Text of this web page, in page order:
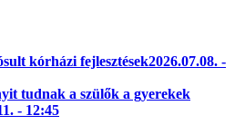
kórházi fejlesztések2026.07.08. -
tudnak a szülők a gyerekek
- 12:45